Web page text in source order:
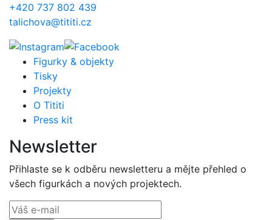
+420 737 802 439
talichova@tititi.cz
Figurky & objekty
Tisky
Projekty
O Tititi
Press kit
Newsletter
Přihlaste se k odběru newsletteru a mějte přehled o
všech figurkách a nových projektech.